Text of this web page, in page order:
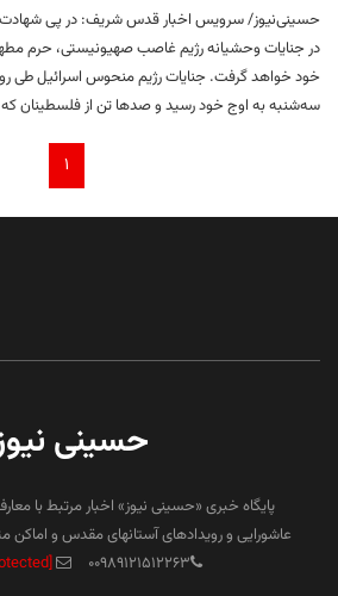
حسینی‌نیوز/ سرویس اخبار قدس شریف: در پی شهادت
در جنایات وحشیانه رژیم غاصب صهیونیستی، حرم
خود خواهد گرفت. جنایات رژیم منحوس اسرائیل طی
سه‌شنبه به اوج خود رسید و صدها تن از فلسطینان که
۱
حسینی
پایگاه خبری «حسینی نیوز» اخبار مرتبط با
عاشورایی و رویدادهای آستانهای مقدس و اماکن
۰۰۹۸۹۱۲۱۵۱۲۲۶۳
[email protected]